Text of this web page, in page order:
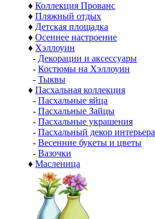
♦ Коллекция Прованс
♦ Пляжный отдых
♦ Детская площадка
♦ Осеннее настроение
♦ Хэллоуин
- Декорации и аксессуары
- Костюмы на Хэллоуин
- Тыквы
♦ Пасхальная коллекция
- Пасхальные яйца
- Пасхальные Зайцы
- Пасхальные украшения
- Пасхальный декор интерьера
- Весенние букеты и цветы
- Вазочки
♦ Масленица